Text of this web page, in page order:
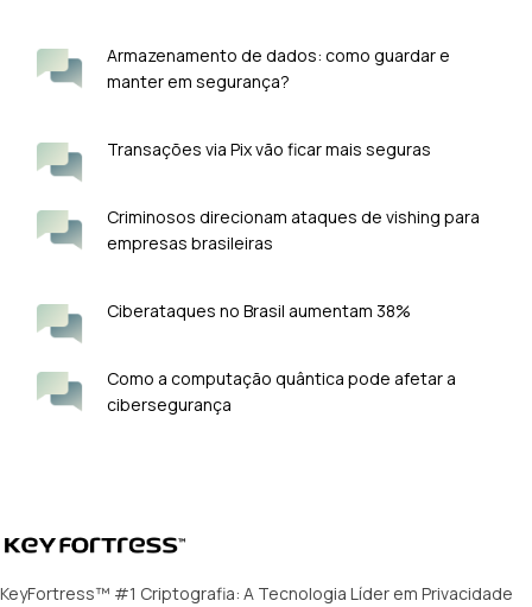
Armazenamento de dados: como guardar e
manter em segurança?
Transações via Pix vão ficar mais seguras
Criminosos direcionam ataques de vishing para
empresas brasileiras
Ciberataques no Brasil aumentam 38%
Como a computação quântica pode afetar a
cibersegurança
KeyFortress™ #1 Criptografia: A Tecnologia Líder em Privacidade